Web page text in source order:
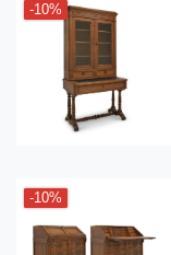
-10%
-10%